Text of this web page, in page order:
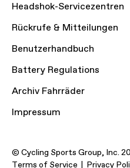
Headshok-Servicezentren
Rückrufe & Mitteilungen
Benutzerhandbuch
Battery Regulations
Archiv Fahrräder
Impressum
© Cycling Sports Group, Inc.
Terms of Service
Privacy